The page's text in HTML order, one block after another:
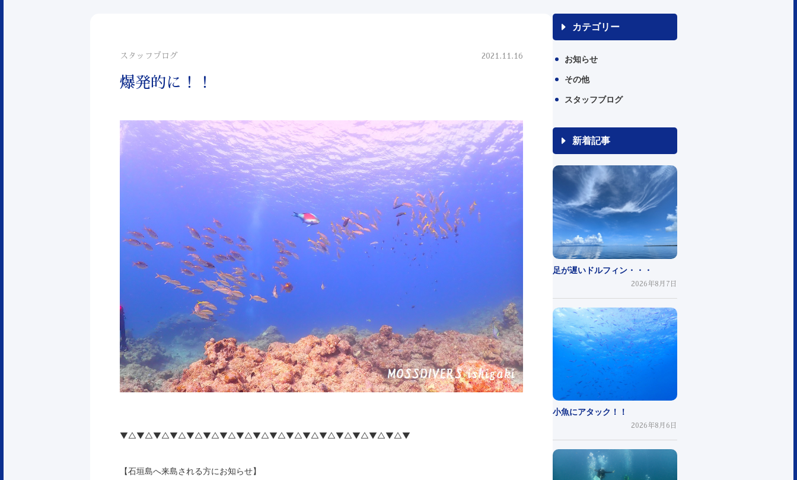
スタッフブログ 2021.11.16
爆発的に！！
▼△▼△▼△▼△▼△▼△▼△▼△▼△▼△▼△▼△▼△▼△▼△▼△▼△▼
【石垣島へ来島される方にお知らせ】
カテゴリー
お知らせ
その他
スタッフブログ
新着記事
足が遅いドルフィン・・・
2026年8月7日
小魚にアタック！！
2026年8月6日